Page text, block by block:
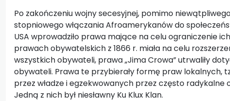
Po zakończeniu wojny secesyjnej, pomimo
stopniowego włączania Afroamerykanów do
USA wprowadziło prawa mające na celu ograniczenie
prawach obywatelskich z 1866 r. miała na celu
wszystkich obywateli, prawa „Jima Crowa” utrwaliły
obywateli. Prawa te przybierały formę praw lokalnych,
przez władze i egzekwowanych przez często radykalne
Jedną z nich był niesławny Ku Klux Klan.